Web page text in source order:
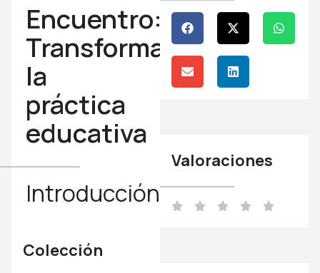
Encuentro:
Transformando
la
práctica
educativa
Introducción
Colección
Valoraciones